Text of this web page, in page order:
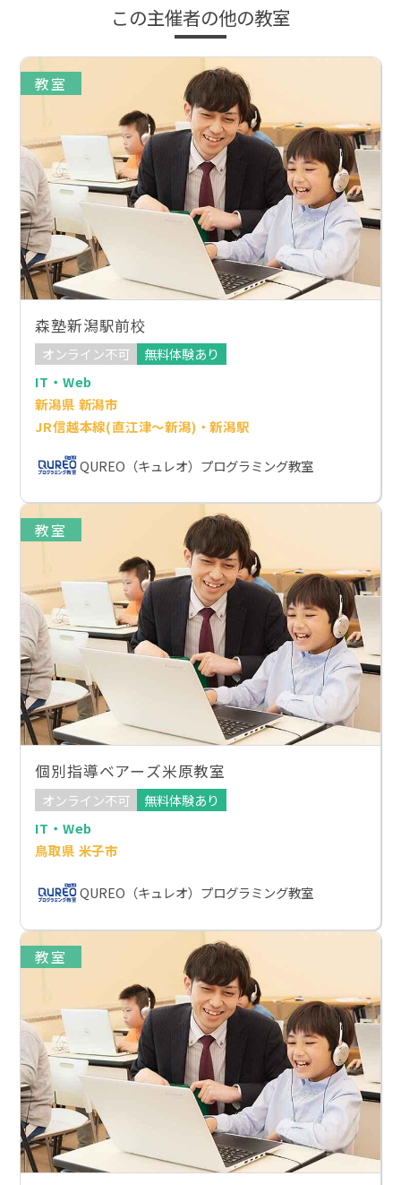
この主催者の他の教室
教室
森塾新潟駅前校
オンライン不可
無料体験あり
IT・Web
新潟県 新潟市
JR信越本線(直江津～新潟)・新潟駅
QUREO（キュレオ）プログラミング教室
教室
個別指導ベアーズ米原教室
オンライン不可
無料体験あり
IT・Web
鳥取県 米子市
QUREO（キュレオ）プログラミング教室
教室